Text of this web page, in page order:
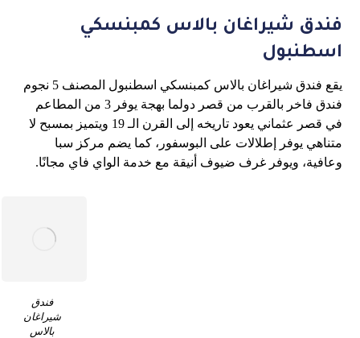
فندق شيراغان بالاس كمبنسكي
اسطنبول
يقع فندق شيراغان بالاس كمبنسكي اسطنبول المصنف 5 نجوم
فندق فاخر بالقرب من قصر دولما بهجة يوفر 3 من المطاعم
في قصر عثماني يعود تاريخه إلى القرن الـ 19 ويتميز بمسبح لا
متناهي يوفر إطلالات على البوسفور، كما يضم مركز سبا
وعافية، ويوفر غرف ضيوف أنيقة مع خدمة الواي فاي مجانًا.
فندق
شيراغان
بالاس